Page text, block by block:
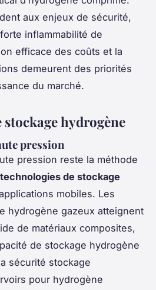
aux enjeux de sécurité,
inflammabilité de
efficace des coûts et la
demeurent des priorités
du marché.
hydrogène
pression
pression reste la méthode
technologies de stockage
mobiles. Les
hydrogène gazeux atteignent
de matériaux composites,
de stockage hydrogène
sécurité stockage
pour hydrogène